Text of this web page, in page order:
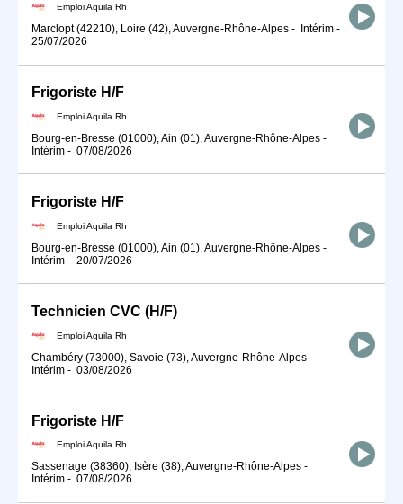
Emploi Aquila Rh
Marclopt (42210), Loire (42), Auvergne-Rhône-Alpes - Intérim -
25/07/2026
Frigoriste H/F
Emploi Aquila Rh
Bourg-en-Bresse (01000), Ain (01), Auvergne-Rhône-Alpes -
Intérim - 07/08/2026
Frigoriste H/F
Emploi Aquila Rh
Bourg-en-Bresse (01000), Ain (01), Auvergne-Rhône-Alpes -
Intérim - 20/07/2026
Technicien CVC (H/F)
Emploi Aquila Rh
Chambéry (73000), Savoie (73), Auvergne-Rhône-Alpes -
Intérim - 03/08/2026
Frigoriste H/F
Emploi Aquila Rh
Sassenage (38360), Isère (38), Auvergne-Rhône-Alpes -
Intérim - 07/08/2026